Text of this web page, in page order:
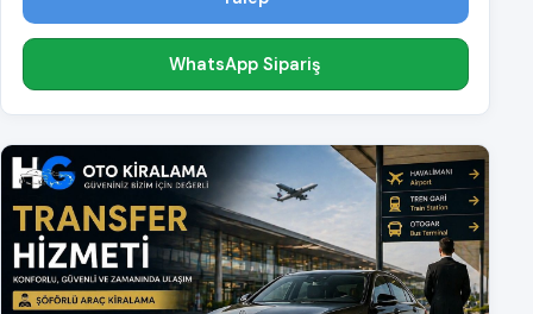
WhatsApp Sipariş